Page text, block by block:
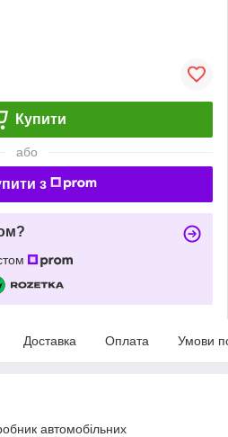
Купити
або
з
Доставка Оплата Умови
автомобільних